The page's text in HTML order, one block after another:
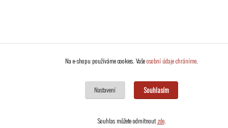
Na e-shopu používáme cookies. Vašeosobní údaje chráníme.
Nastavení Souhlasím
Souhlas můžete odmítnoutzde.